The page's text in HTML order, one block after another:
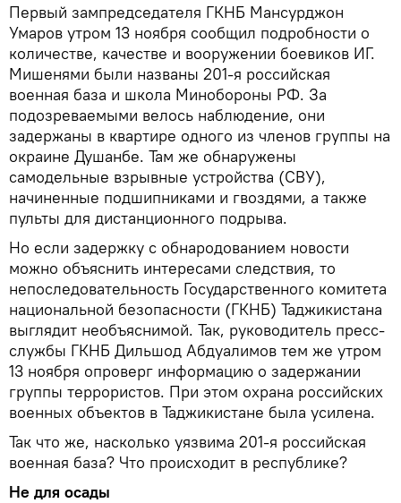
Первый зампредседателя ГКНБ Мансурджон
Умаров утром 13 ноября сообщил подробности о
количестве, качестве и вооружении боевиков ИГ.
Мишенями были названы 201-я российская
военная база и школа Минобороны РФ. За
подозреваемыми велось наблюдение, они
задержаны в квартире одного из членов группы на
окраине Душанбе. Там же обнаружены
самодельные взрывные устройства (СВУ),
начиненные подшипниками и гвоздями, а также
пульты для дистанционного подрыва.
Но если задержку с обнародованием новости
можно объяснить интересами следствия, то
непоследовательность Государственного комитета
национальной безопасности (ГКНБ) Таджикистана
выглядит необъяснимой. Так, руководитель пресс-
службы ГКНБ Дильшод Абдуалимов тем же утром
13 ноября опроверг информацию о задержании
группы террористов. При этом охрана российских
военных объектов в Таджикистане была усилена.
Так что же, насколько уязвима 201-я российская
военная база? Что происходит в республике?
Не для осады